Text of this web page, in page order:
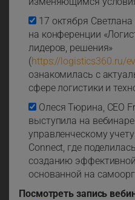
17 октября
на конференции
лидеров, решения»
(https://logistics360.ru/
ознакомилась с
сфере логистики и
Олеся Тюрина, СЕО
выступила на
управленческому
Connect, где
созданию
основанной на
Посмотреть запись